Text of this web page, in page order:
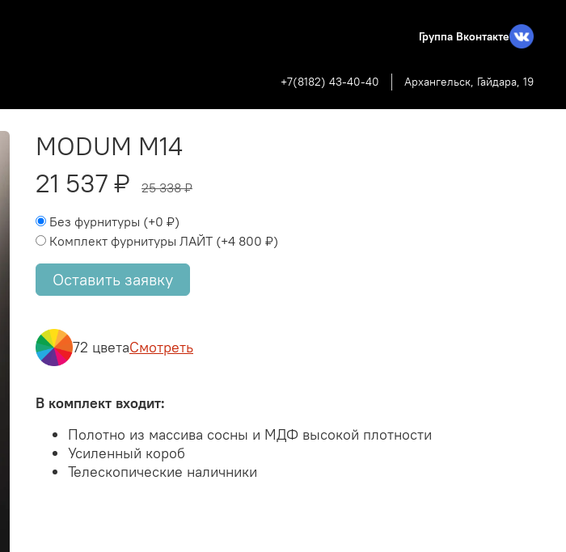
Группа Вконтакте
+7(8182) 43-40-40 Архангельск, Гайдара, 19
MODUM M14
21 537 ₽
25 338 ₽
Без фурнитуры (+0 ₽)
Комплект фурнитуры ЛАЙТ (+4 800 ₽)
Оставить заявку
72 цветаСмотреть
В комплект входит:
Полотно из массива сосны и МДФ высокой плотности
Усиленный короб
Телескопические наличники